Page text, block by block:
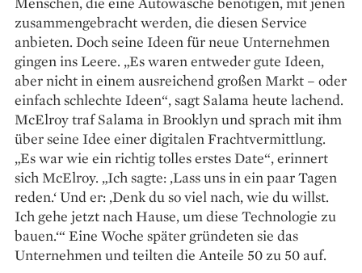
zusammengebracht werden, die diesen Service
anbieten. Doch seine Ideen für neue Unternehmen
gingen ins Leere. „Es waren entweder gute Ideen,
aber nicht in einem ausreichend großen Markt – oder
einfach schlechte Ideen“, sagt Salama heute lachend.
McElroy traf Salama in Brooklyn und sprach mit ihm
über seine Idee einer digitalen Frachtvermittlung.
„Es war wie ein richtig tolles erstes Date“, erinnert
sich McElroy. „Ich sagte: ‚Lass uns in ein paar Tagen
reden.‘ Und er: ‚Denk du so viel nach, wie du willst.
Ich gehe jetzt nach Hause, um diese Technologie zu
bauen.‘“ Eine Woche später gründeten sie das
Unternehmen und teilten die Anteile 50 zu 50 auf.